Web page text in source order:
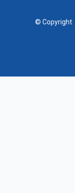
© Copyright